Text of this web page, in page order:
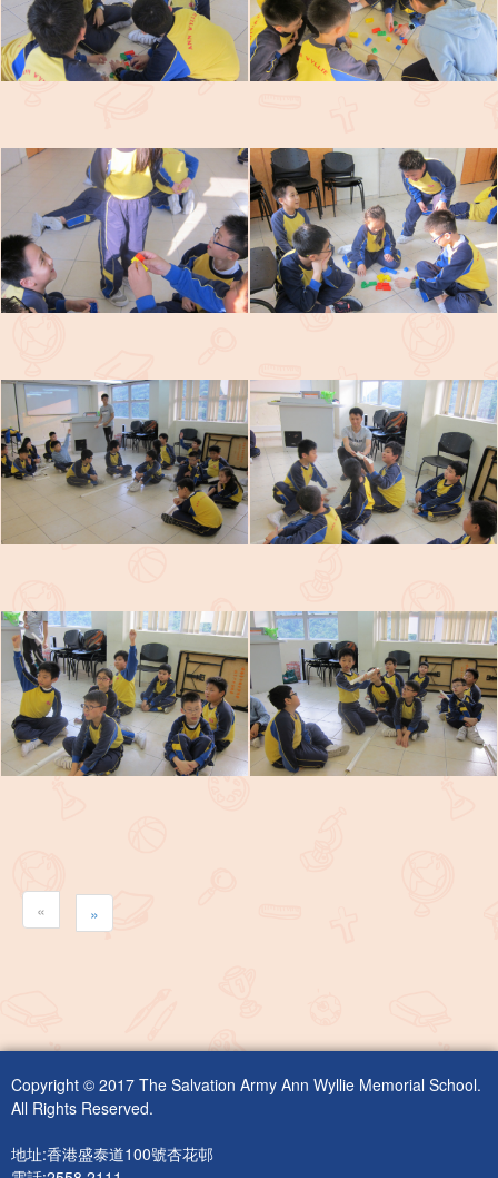
« »
Copyright © 2017 The Salvation Army Ann Wyllie Memorial School.
All Rights Reserved.
地址:香港盛泰道100號杏花邨